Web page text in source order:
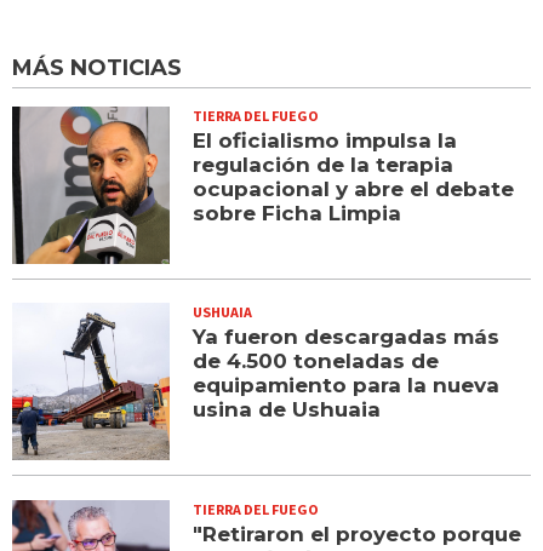
MÁS NOTICIAS
TIERRA DEL FUEGO
El oficialismo impulsa la
regulación de la terapia
ocupacional y abre el debate
sobre Ficha Limpia
USHUAIA
Ya fueron descargadas más
de 4.500 toneladas de
equipamiento para la nueva
usina de Ushuaia
TIERRA DEL FUEGO
"Retiraron el proyecto porque